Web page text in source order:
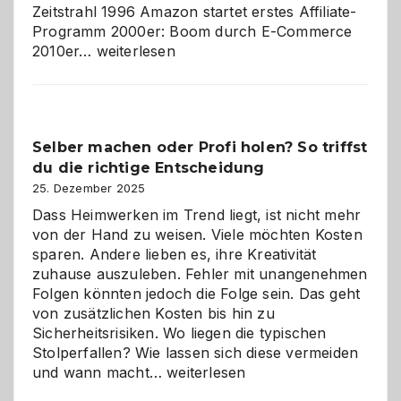
Zeitstrahl 1996 Amazon startet erstes Affiliate-
Programm 2000er: Boom durch E-Commerce
2010er… Affiliate-
Herausforderungen
und
Zukunft
weiterlesen
Selber machen oder Profi holen? So triffst
du die richtige Entscheidung
25. Dezember 2025
Dass Heimwerken im Trend liegt, ist nicht mehr
von der Hand zu weisen. Viele möchten Kosten
sparen. Andere lieben es, ihre Kreativität
zuhause auszuleben. Fehler mit unangenehmen
Folgen könnten jedoch die Folge sein. Das geht
von zusätzlichen Kosten bis hin zu
Sicherheitsrisiken. Wo liegen die typischen
Stolperfallen? Wie lassen sich diese vermeiden
und wann macht…Selber
weiterlesen